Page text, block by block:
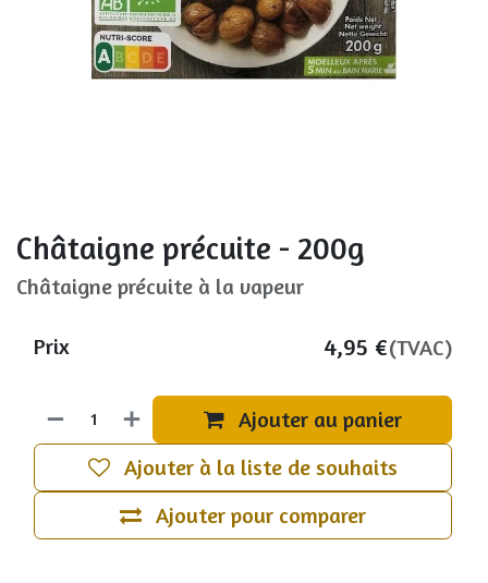
Châtaigne précuite - 200g
Châtaigne précuite à la vapeur
Ajouter au panier
Ajouter pour comparer
Ajouter à la liste de souhaits
Prix 4,95 €(TVAC)